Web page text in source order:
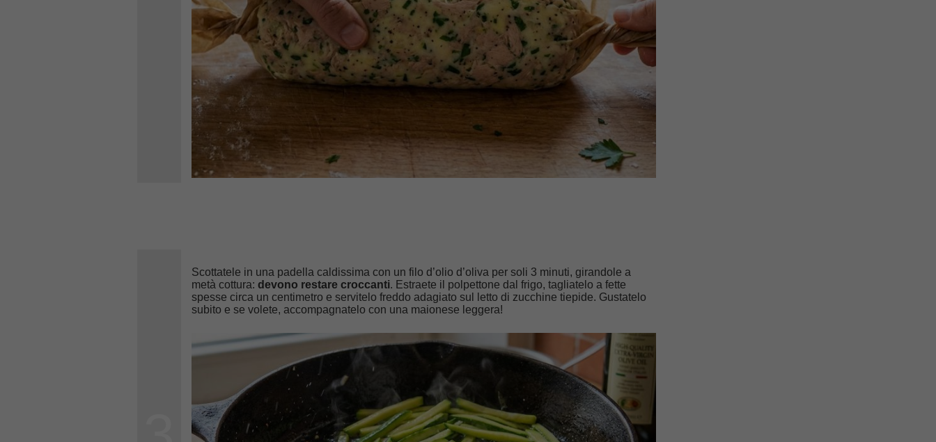
Scottatele in una padella caldissima con un filo d’olio d’oliva per soli 3 minuti, girandole a
metà cottura:devono restare croccanti. Estraete il polpettone dal frigo, tagliatelo a fette
spesse circa un centimetro e servitelo freddo adagiato sul letto di zucchine tiepide. Gustatelo
subito e se volete, accompagnatelo con una maionese leggera!